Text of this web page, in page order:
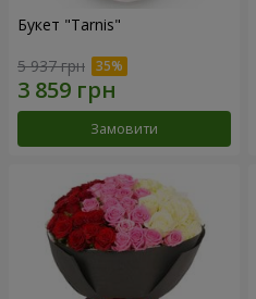
Букет "Tarnis"
5 937 грн
Замовити